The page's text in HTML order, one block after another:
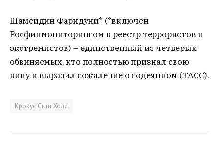
Шамсидин Фаридуни* (*включен
Росфинмониторингом в реестр террористов и
экстремистов) – единственный из четверых
обвиняемых, кто полностью признал свою
вину и выразил сожаление о содеянном (ТАСС).
Крокус Сити Холл